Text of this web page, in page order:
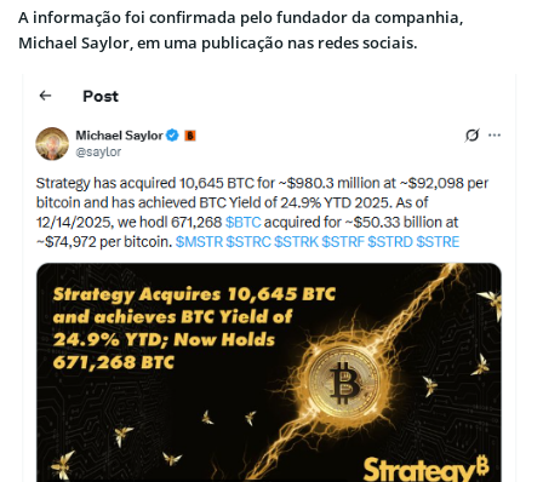
A informação foi confirmada pelo fundador da companhia,
Michael Saylor, em uma publicação nas redes sociais.